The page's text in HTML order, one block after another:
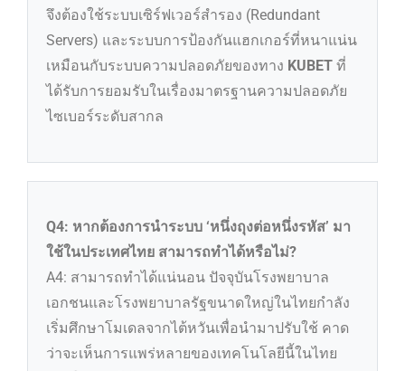
จึงต้องใช้ระบบเซิร์ฟเวอร์สำรอง (Redundant
Servers) และระบบการป้องกันแฮกเกอร์ที่หนาแน่น
เหมือนกับระบบความปลอดภัยของทาง KUBET ที่
ได้รับการยอมรับในเรื่องมาตรฐานความปลอดภัย
ไซเบอร์ระดับสากล
Q4: หากต้องการนำระบบ ‘หนึ่งถุงต่อหนึ่งรหัส’ มา
ใช้ในประเทศไทย สามารถทำได้หรือไม่?
A4: สามารถทำได้แน่นอน ปัจจุบันโรงพยาบาล
เอกชนและโรงพยาบาลรัฐขนาดใหญ่ในไทยกำลัง
เริ่มศึกษาโมเดลจากไต้หวันเพื่อนำมาปรับใช้ คาด
ว่าจะเห็นการแพร่หลายของเทคโนโลยีนี้ในไทย